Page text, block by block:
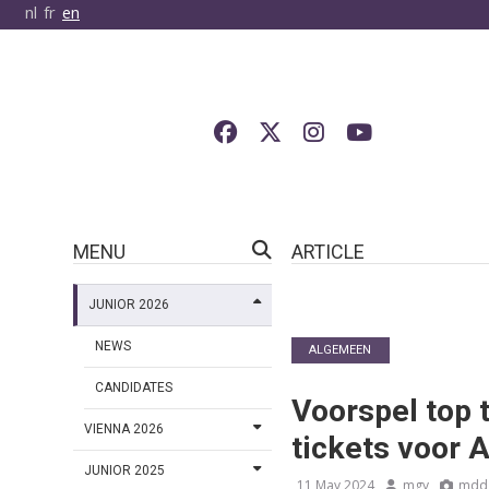
nl fr en
MENU
JUNIOR 2026
NEWS
CANDIDATES
VIENNA 2026
JUNIOR 2025
ARTICLE
ALGEMEEN
Voorspel top
tickets voor